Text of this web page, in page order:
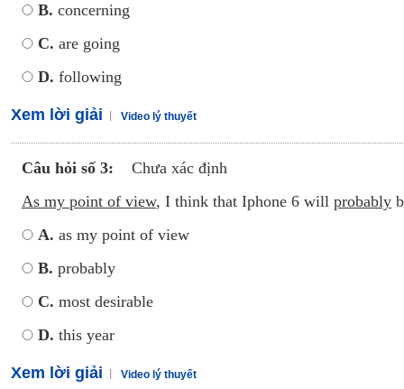
B. concerning
C. are going
D. following
Xem lời giải Video lý thuyết
Câu hỏi số 3:
Chưa xác định
As my point of view, I think that Iphone 6 will probably
A. as my point of view
B. probably
C. most desirable
D. this year
Xem lời giải Video lý thuyết